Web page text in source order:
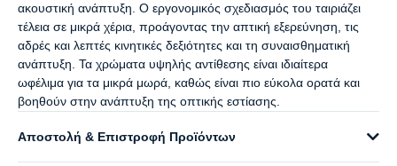
ακουστική ανάπτυξη. Ο εργονομικός σχεδιασμός του ταιριάζει
τέλεια σε μικρά χέρια, προάγοντας την απτική εξερεύνηση, τις
αδρές και λεπτές κινητικές δεξιότητες και τη συναισθηματική
ανάπτυξη. Τα χρώματα υψηλής αντίθεσης είναι ιδιαίτερα
ωφέλιμα για τα μικρά μωρά, καθώς είναι πιο εύκολα ορατά και
βοηθούν στην ανάπτυξη της οπτικής εστίασης.
Αποστολή & Επιστροφή Προϊόντων